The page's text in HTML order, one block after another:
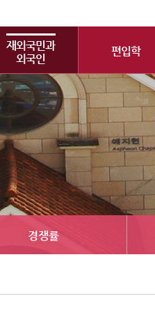
재외국민과
외국인
편입학
경쟁률